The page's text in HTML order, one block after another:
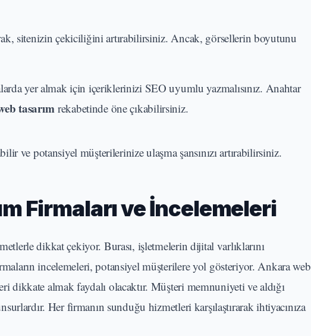
sitenizin çekiciliğini artırabilirsiniz. Ancak, görsellerin boyutunu
yer almak için içeriklerinizi SEO uyumlu yazmalısınız. Anahtar
tasarımrekabetinde öne çıkabilirsiniz.
ve potansiyel müşterilerinize ulaşma şansınızı artırabilirsiniz.
Firmaları ve İncelemeleri
dikkat çekiyor. Burası, işletmelerin dijital varlıklarını
incelemeleri, potansiyel müşterilere yol gösteriyor. Ankara web
dikkate almak faydalı olacaktır. Müşteri memnuniyeti ve aldığı
Her firmanın sunduğu hizmetleri karşılaştırarak ihtiyacınıza